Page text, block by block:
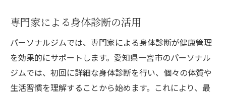
専門家による身体診断の活用
パーソナルジムでは、専門家による身体診断が健康管理
を効果的にサポートします。愛知県一宮市のパーソナル
ジムでは、初回に詳細な身体診断を行い、個々の体質や
生活習慣を理解することから始めます。これにより、最